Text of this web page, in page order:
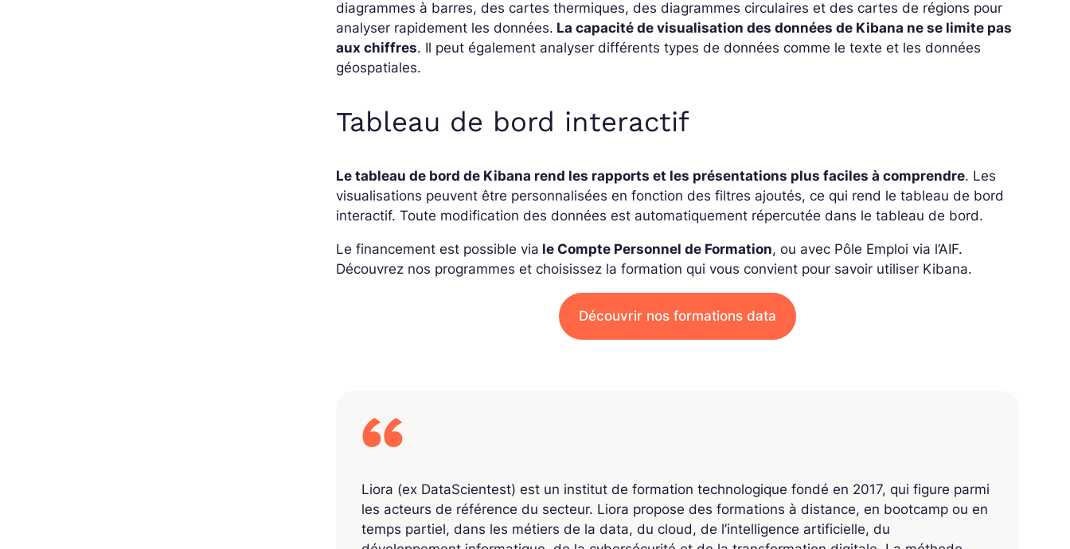
diagrammes à barres, des cartes thermiques, des diagrammes circulaires et des cartes de régions pour
analyser rapidement les données. La capacité de visualisation des données de Kibana ne se limite pas
aux chiffres. Il peut également analyser différents types de données comme le texte et les données
géospatiales.
Tableau de bord interactif
Le tableau de bord de Kibana rend les rapports et les présentations plus faciles à comprendre. Les
visualisations peuvent être personnalisées en fonction des filtres ajoutés, ce qui rend le tableau de bord
interactif. Toute modification des données est automatiquement répercutée dans le tableau de bord.
Le financement est possible via le Compte Personnel de Formation, ou avec Pôle Emploi via l’AIF.
Découvrez nos programmes et choisissez la formation qui vous convient pour savoir utiliser Kibana.
Découvrir nos formations data
Liora (ex DataScientest) est un institut de formation technologique fondé en 2017, qui figure parmi
les acteurs de référence du secteur. Liora propose des formations à distance, en bootcamp ou en
temps partiel, dans les métiers de la data, du cloud, de l’intelligence artificielle, du